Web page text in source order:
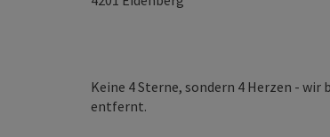
Keine 4 Sterne, sondern 4 Herzen -
entfernt.